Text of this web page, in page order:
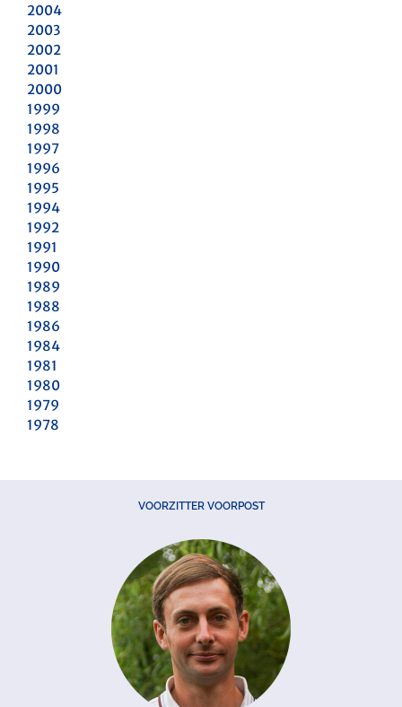
2004
2003
2002
2001
2000
1999
1998
1997
1996
1995
1994
1992
1991
1990
1989
1988
1986
1984
1981
1980
1979
1978
VOORZITTER VOORPOST